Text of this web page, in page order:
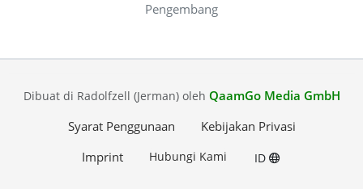
Pengembang
Dibuat di Radolfzell (Jerman) oleh QaamGo Media GmbH
Syarat Penggunaan
Kebijakan Privasi
Imprint
Hubungi Kami ID